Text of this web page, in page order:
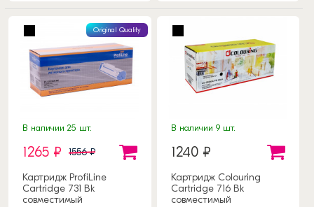
Original Quality
В наличии 25 шт.
1265 ₽ 1556 ₽
Картридж ProfiLine
Cartridge 731 Bk
совместимый
В наличии 9 шт.
1240 ₽
Картридж Colouring
Cartridge 716 Bk
совместимый